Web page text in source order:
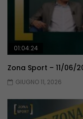
01:04:24
Zona Sport – 11/06/
GIUGNO 11, 2026